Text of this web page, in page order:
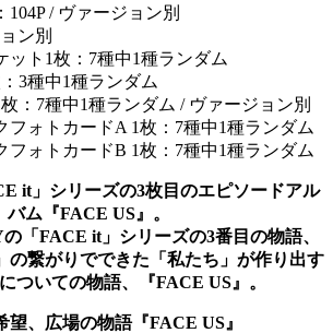
/ ヴァージョン別
ン別
ト1枚：7種中1種ランダム
3種中1種ランダム
7種中1種ランダム / ヴァージョン別
ォトカードA 1枚：7種中1種ランダム
ォトカードB 1枚：7種中1種ランダム
it」シリーズの3枚目のエピソードアル
バム『FACE US』。
「FACE it」シリーズの3番目の物語、
の繋がりでできた「私たち」が作り出す
ついての物語、『FACE US』。
望、広場の物語『FACE US』